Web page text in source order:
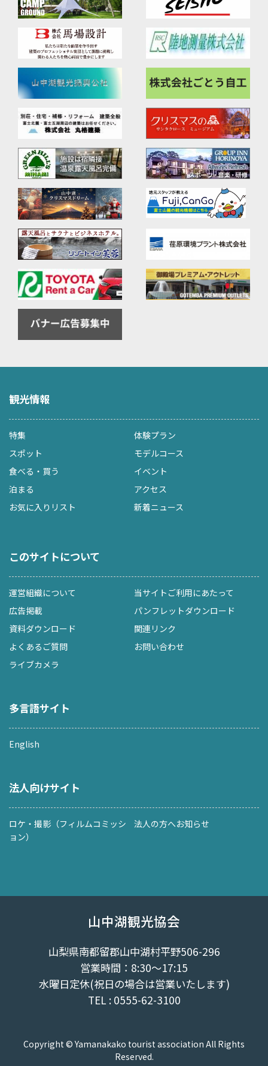
観光情報
特集
体験プラン
スポット
モデルコース
食べる・買う
イベント
泊まる
アクセス
お気に入りリスト
新着ニュース
このサイトについて
運営組織について
当サイトご利用にあたって
広告掲載
パンフレットダウンロード
資料ダウンロード
関連リンク
よくあるご質問
お問い合わせ
ライブカメラ
多言語サイト
English
法人向けサイト
ロケ・撮影（フィルムコミッシ
ョン）
法人の方へお知らせ
山中湖観光協会
山梨県南都留郡山中湖村平野506-296
営業時間：8:30～17:15
水曜日定休(祝日の場合は営業いたします)
TEL : 0555-62-3100
Copyright © Yamanakako tourist association All Rights
Reserved.